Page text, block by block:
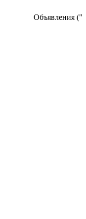
Объявления